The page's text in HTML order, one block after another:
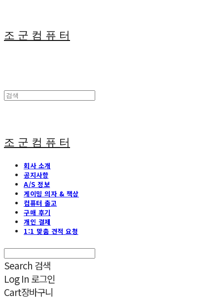
조 군 컴 퓨 터
조 군 컴 퓨 터
회사 소개
공지사항
A/S 정보
게이밍 의자 & 책상
컴퓨터 출고
구매 후기
개인 결제
1:1 맞춤 견적 요청
Search 검색
Log In 로그인
Cart장바구니